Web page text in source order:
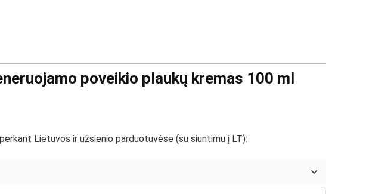
poveikio plaukų kremas 100 ml
Lietuvos ir užsienio parduotuvėse (su siuntimu į LT):